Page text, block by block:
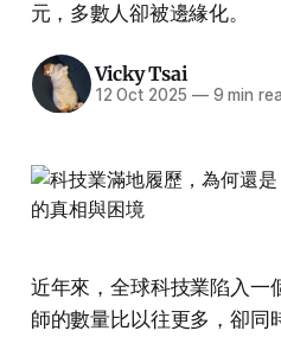
元，多數人卻被邊緣化。
Vicky Tsai
12 Oct 2025 —9 min
近年來，全球科技業陷入一
師的數量比以往更多，卻同